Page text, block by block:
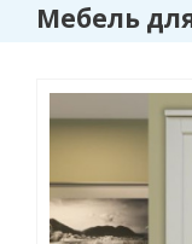
Мебель